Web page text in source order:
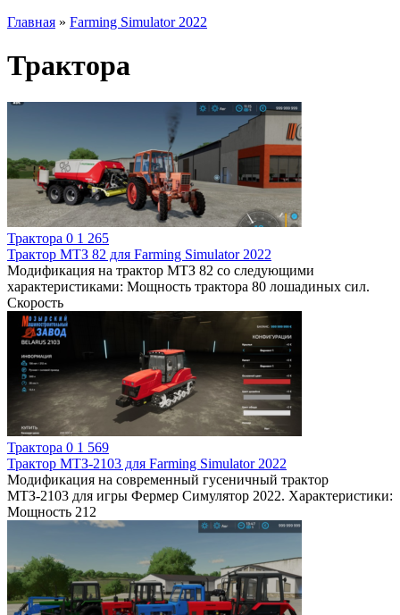
Главная » Farming Simulator 2022
Трактора
Трактора 0 1 265
Трактор МТЗ 82 для Farming Simulator 2022
Модификация на трактор МТЗ 82 со следующими
характеристиками: Мощность трактора 80 лошадиных сил.
Скорость
Трактора 0 1 569
Трактор МТЗ-2103 для Farming Simulator 2022
Модификация на современный гусеничный трактор
МТЗ-2103 для игры Фермер Симулятор 2022. Характеристики:
Мощность 212